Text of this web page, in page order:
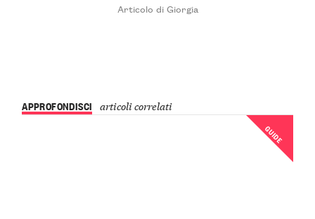
Articolo di Giorgia
APPROFONDISCI articoli correlati
GUIDE